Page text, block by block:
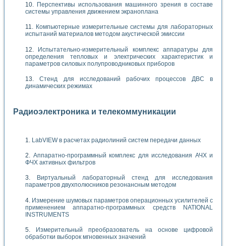
Перспективы использования машинного зрения в составе
системы управления движением экраноплана
Компьютерные измерительные системы для лабораторных
испытаний материалов методом акустической эмиссии
Испытательно-измерительный комплекс аппаратуры для
определения тепловых и электрических характеристик и
параметров силовых полупроводниковых приборов
Стенд для исследований рабочих процессов ДВС в
динамических режимах
Радиоэлектроника и телекоммуникации
LabVIEW в расчетах радиолиний систем передачи данных
Аппаратно-программный комплекс для исследования АЧХ и
ФЧХ активных фильтров
Виртуальный лабораторный стенд для исследования
параметров двухполюсников резонансным методом
Измерение шумовых параметров операционных усилителей с
применением аппаратно-программных средств NATIONAL
INSTRUMENTS
Измерительный преобразователь на основе цифровой
обработки выборок мгновенных значений